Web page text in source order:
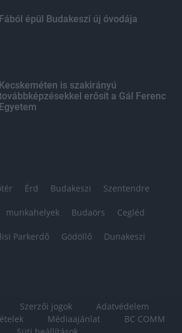
Fából épül Budakeszi új óvodája
Kecskeméten is szakirányú
erősít a Gál Ferenc
Egyetem
Érd Budakeszi Szentendre
munkahelyek Budaörs Cegléd
Parkerdő Gödöllő Dunakeszi
Szerzői jogok
Adatvédelem
Médiaajánlat
BC COMM